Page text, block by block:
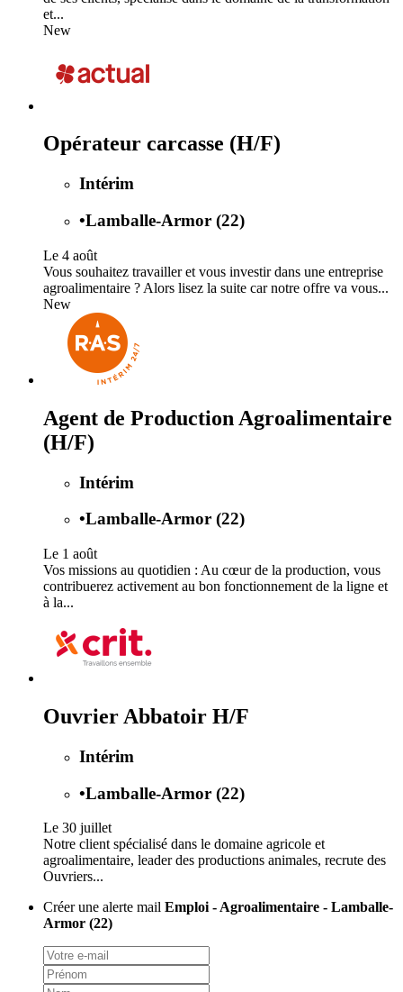
et...
New
Opérateur carcasse (H/F)
Intérim
•Lamballe-Armor (22)
Le 4 août
Vous souhaitez travailler et vous investir dans une entreprise
agroalimentaire ? Alors lisez la suite car notre offre va vous...
New
Agent de Production Agroalimentaire
(H/F)
Intérim
•Lamballe-Armor (22)
Le 1 août
Vos missions au quotidien : Au cœur de la production, vous
contribuerez activement au bon fonctionnement de la ligne et
à la...
Ouvrier Abbatoir H/F
Intérim
•Lamballe-Armor (22)
Le 30 juillet
Notre client spécialisé dans le domaine agricole et
agroalimentaire, leader des productions animales, recrute des
Ouvriers...
Créer une alerte mail Emploi - Agroalimentaire - Lamballe-
Armor (22)